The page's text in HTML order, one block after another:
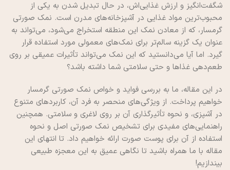
شگفت‌انگیز و ارزش غذایی‌اش، در حال تبدیل شدن به یکی از
محبوب‌ترین مواد غذایی در آشپزخانه‌های مدرن است. نمک صورتی
گرمسار، که از معادن نمک این منطقه استخراج می‌شود، می‌تواند به
عنوان یک گزینه سالم‌تر برای نمک‌های معمولی مورد استفاده قرار
گیرد. اما آیا می‌دانستید که این نمک می‌تواند تأثیرات عمیقی بر روی
طعم‌دهی غذاها و حتی سلامتی شما داشته باشد؟
در این مقاله، ما به بررسی فواید و خواص نمک صورتی گرمسار
خواهیم پرداخت. از ویژگی‌های منحصر به فرد آن، کاربردهای متنوع
در آشپزی، و نحوه تأثیرگذاری آن بر روی لاغری و سلامتی. همچنین
راهنمایی‌های مفیدی برای تشخیص نمک صورتی اصل و نحوه
استفاده از آن برای پوست صورت ارائه خواهیم داد. تا انتهای این
مقاله با ما همراه باشید تا نگاهی عمیق به این معجزه طبیعی
بیندازیم!